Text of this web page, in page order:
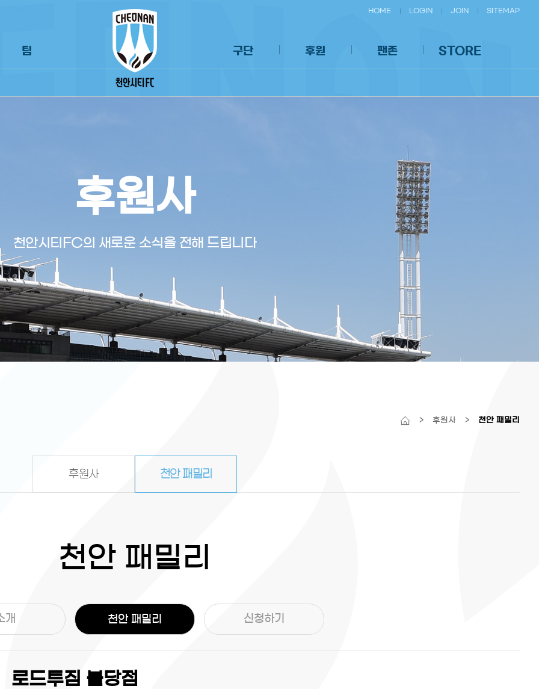
HOME LOGIN JOIN SITEMAP
팀 구단 후원 팬존 STORE
후원사
천안시티FC의 새로운 소식을 전해 드립니다
> 후원사 > 천안 패밀리
후원사 천안 패밀리
천안 패밀리
개 천안 패밀리 신청하기
로드투짐 불당점